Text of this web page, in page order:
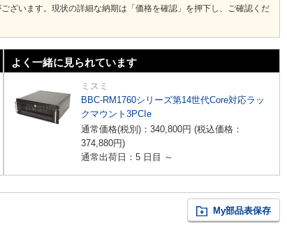
ざいます。現状の詳細な納期は「価格を確認」を押下し、ご確認くだ
よく一緒に見られています
ミスミ
BBC-RM1760シリーズ第14世代Core対応ラッ
クマウント3PCIe
通常価格(税別)： 340,800円 (税込価格：
374,880円)
通常出荷日：5 日目 ～
My部品表保存